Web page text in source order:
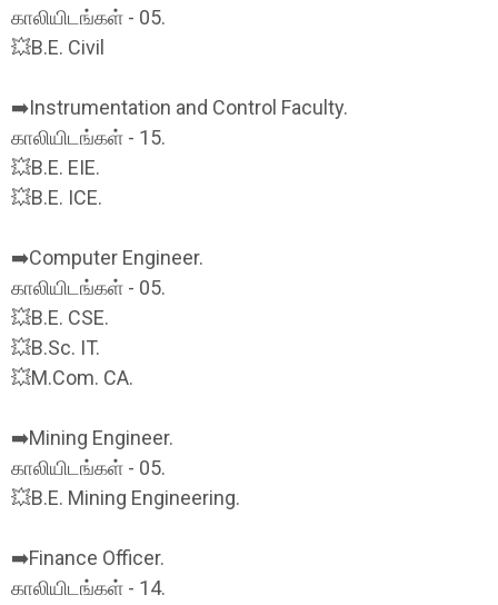
காலியிடங்கள் - 05.
💥B.E. Civil
➡️Instrumentation and Control Faculty.
காலியிடங்கள் - 15.
💥B.E. EIE.
💥B.E. ICE.
➡️Computer Engineer.
காலியிடங்கள் - 05.
💥B.E. CSE.
💥B.Sc. IT.
💥M.Com. CA.
➡️Mining Engineer.
காலியிடங்கள் - 05.
💥B.E. Mining Engineering.
➡️Finance Officer.
காலியிடங்கள் - 14.